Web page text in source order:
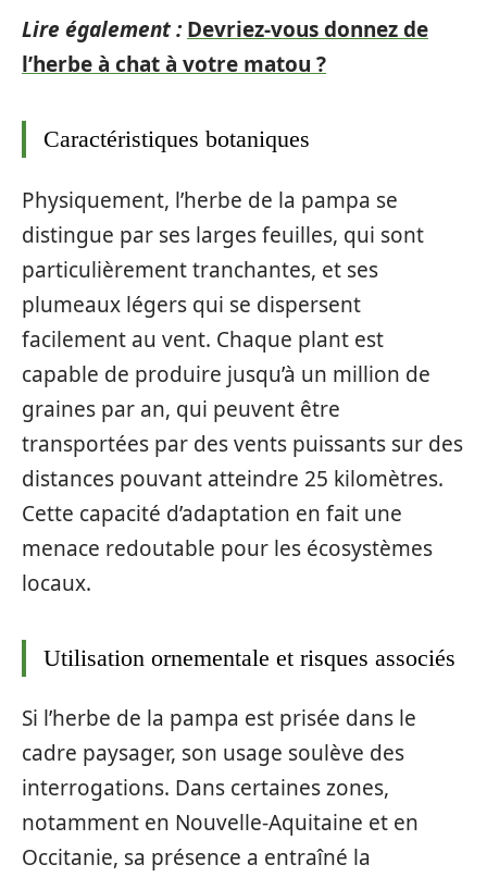
Lire également : Devriez-vous donnez de
l’herbe à chat à votre matou ?
Caractéristiques botaniques
Physiquement, l’herbe de la pampa se
distingue par ses larges feuilles, qui sont
particulièrement tranchantes, et ses
plumeaux légers qui se dispersent
facilement au vent. Chaque plant est
capable de produire jusqu’à un million de
graines par an, qui peuvent être
transportées par des vents puissants sur des
distances pouvant atteindre 25 kilomètres.
Cette capacité d’adaptation en fait une
menace redoutable pour les écosystèmes
locaux.
Utilisation ornementale et risques associés
Si l’herbe de la pampa est prisée dans le
cadre paysager, son usage soulève des
interrogations. Dans certaines zones,
notamment en Nouvelle-Aquitaine et en
Occitanie, sa présence a entraîné la